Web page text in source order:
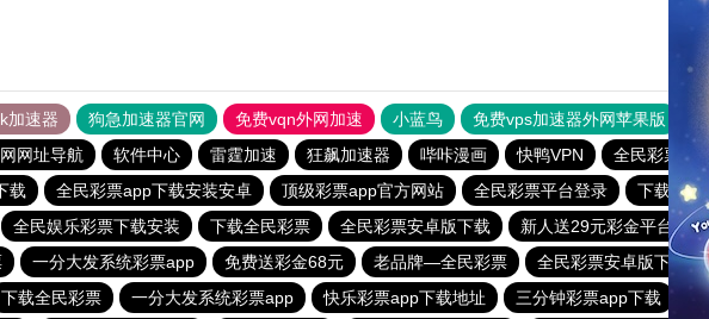
加速器 狗急加速器官网 免费vqn外网加速 小蓝鸟 免费vps加速器外网苹果版
网址导航 软件中心 雷霆加速 狂飙加速器 哔咔漫画 快鸭VPN 全民彩票下
载 全民彩票app下载安装安卓 顶级彩票app官方网站 全民彩票平台登录 下载全民
全民娱乐彩票下载安装 下载全民彩票 全民彩票安卓版下载 新人送29元彩金平台
一分大发系统彩票app 免费送彩金68元 老品牌—全民彩票 全民彩票安卓版下载
下载全民彩票 一分大发系统彩票app 快乐彩票app下载地址 三分钟彩票app下载